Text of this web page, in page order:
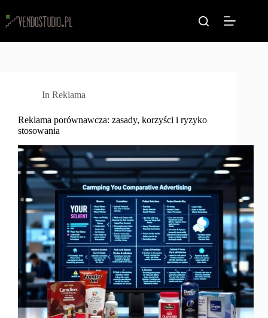
do
treści
In Reklama
Reklama porównawcza: zasady, korzyści i ryzyko
stosowania